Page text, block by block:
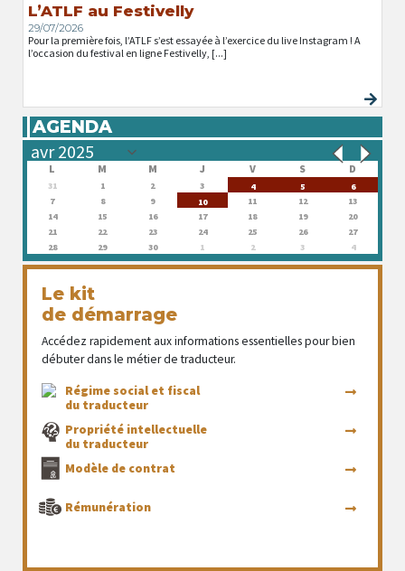
L’ATLF au Festivelly
29/07/2026
Pour la première fois, l’ATLF s’est essayée à l’exercice du live Instagram ! A
l’occasion du festival en ligne Festivelly, [...]
AGENDA
L M M J V S D
31 1 2 3 4 5
6
7
8 9 10 11 12
13
14
15 16 17 18 19
20
21
22 23 24 25 26
27
28
29 30 1 2 3 4
Le kit
de démarrage
Accédez rapidement aux informations essentielles pour bien
débuter dans le métier de traducteur.
Régime social et fiscal
du traducteur
Propriété intellectuelle
du traducteur
Modèle de contrat
Rémunération